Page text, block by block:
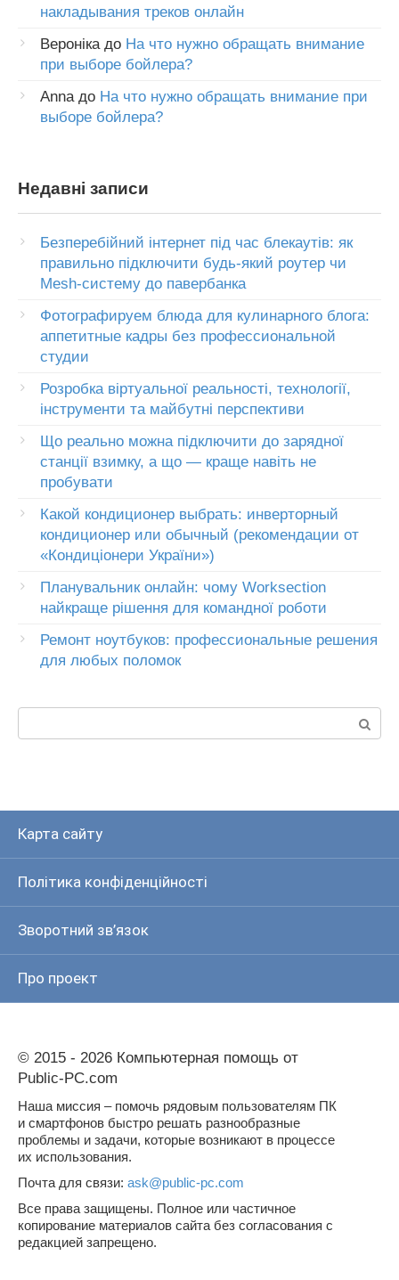
накладывания треков онлайн
Веронікадо На что нужно обращать внимание
при выборе бойлера?
Annaдо На что нужно обращать внимание при
выборе бойлера?
Недавні записи
Безперебійний інтернет під час блекаутів: як
правильно підключити будь-який роутер чи
Mesh-систему до павербанка
Фотографируем блюда для кулинарного блога:
аппетитные кадры без профессиональной
студии
Розробка віртуальної реальності, технології,
інструменти та майбутні перспективи
Що реально можна підключити до зарядної
станції взимку, а що — краще навіть не
пробувати
Какой кондиционер выбрать: инверторный
кондиционер или обычный (рекомендации от
«Кондиціонери України»)
Планувальник онлайн: чому Worksection
найкраще рішення для командної роботи
Ремонт ноутбуков: профессиональные решения
для любых поломок
Карта сайту
Політика конфіденційності
Зворотний зв’язок
Про проект
© 2015 - 2026 Компьютерная помощь от
Public-PC.com
Наша миссия – помочь рядовым пользователям ПК
и смартфонов быстро решать разнообразные
проблемы и задачи, которые возникают в процессе
их использования.
Почта для связи: ask@public-pc.com
Все права защищены. Полное или частичное
копирование материалов сайта без согласования с
редакцией запрещено.